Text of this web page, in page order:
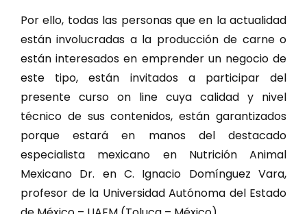
Por ello, todas las personas que en la actualidad
están involucradas a la producción de carne o
están interesados en emprender un negocio de
este tipo, están invitados a participar del
presente curso on line cuya calidad y nivel
técnico de sus contenidos, están garantizados
porque estará en manos del destacado
especialista mexicano en Nutrición Animal
Mexicano Dr. en C. Ignacio Domínguez Vara,
profesor de la Universidad Autónoma del Estado